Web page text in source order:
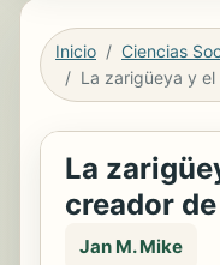
Inicio
Ciencias
La
creador
Jan M. Mike